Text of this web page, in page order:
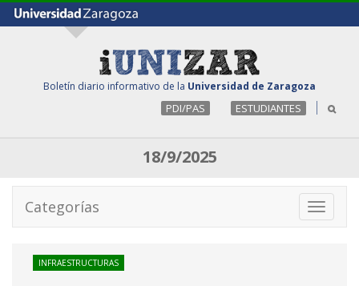
Boletín diario informativo de la Universidad de Zaragoza
PDI/PAS ESTUDIANTES
18/9/2025
Toggle
Categorías
INFRAESTRUCTURAS